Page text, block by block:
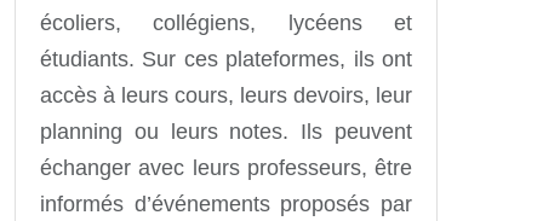
écoliers, collégiens, lycéens et
étudiants. Sur ces plateformes, ils ont
accès à leurs cours, leurs devoirs, leur
planning ou leurs notes. Ils peuvent
échanger avec leurs professeurs, être
informés d’événements proposés par